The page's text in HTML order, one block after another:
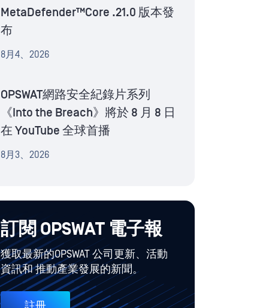
MetaDefender™Core .21.0 版本發
布
8月4、2026
OPSWAT網路安全紀錄片系列
《Into the Breach》將於 8 月 8 日
在 YouTube 全球首播
8月3、2026
訂閱 OPSWAT 電子報
獲取最新的OPSWAT 公司更新、活動
資訊和 推動產業發展的新聞。